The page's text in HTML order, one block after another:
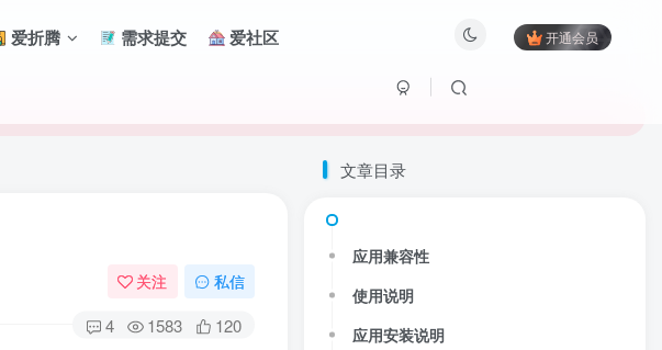
爱折腾 需求提交 爱社区 开通会员
关注 私信
4 1583 120
文章目录
应用兼容性
使用说明
应用安装说明